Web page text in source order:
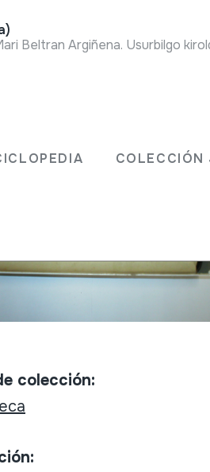
COLECCIÓN
Beltran Argiñena. Usurbilgo
colección: